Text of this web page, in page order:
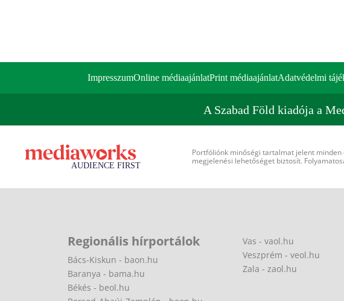
ImpresszumOnline médiaajánlatPrint médiaajánlatAdatvédelmi
A Szabad Föld kiadója a
Portfóliónk minőségi tartalmat jelent
megjelenési lehetőséget biztosít.
Regionális hírportálok
Bács-Kiskun - baon.hu
Baranya - bama.hu
Békés - beol.hu
Vas - vaol.hu
Veszprém - veol.hu
Zala - zaol.hu